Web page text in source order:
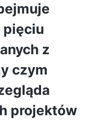
pięciu
z
czym
projektów